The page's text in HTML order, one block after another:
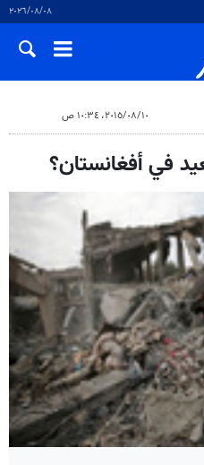
٠٨‏/٠٨‏/٢٠٢٦
١٠‏/٠٨‏/٢٠١٥، ١٠:٣٤ ص
في أفغانستان؟